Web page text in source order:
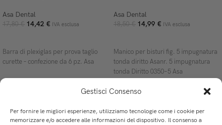
Gestisci Consenso
Per fornire le migliori esperienze, utilizziamo tecnologie come i cookie per
memorizzare e/o accedere alle informazioni del dispositivo. Il consenso a
Asa Dental
17,80€ 14,42 € IVA esclusa
Barra di plexiglas per prova taglio
curette – confezione da 6 pz. Asa
Asa Dental
18,50€ 14,99 € IVA esclusa
Manico per bisturi fig. 5 impugnatura
tonda diritto Asanr. 5 impugnatura
tonda Diritto 0350–5 Asa